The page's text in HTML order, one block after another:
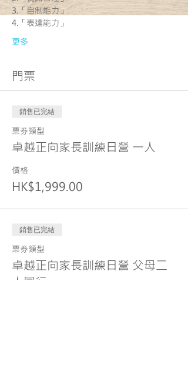
更多
門票
銷售已完結
票券類型
卓越正向家長訓練日營 一人
價格
HK$1,999.00
銷售已完結
票券類型
卓越正向家長訓練日營 父母二
人同行